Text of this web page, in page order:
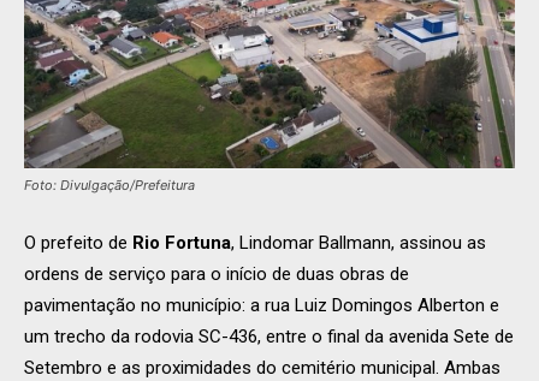
Foto: Divulgação/Prefeitura
O prefeito de Rio Fortuna, Lindomar Ballmann, assinou as
ordens de serviço para o início de duas obras de
pavimentação no município: a rua Luiz Domingos Alberton e
um trecho da rodovia SC-436, entre o final da avenida Sete de
Setembro e as proximidades do cemitério municipal. Ambas